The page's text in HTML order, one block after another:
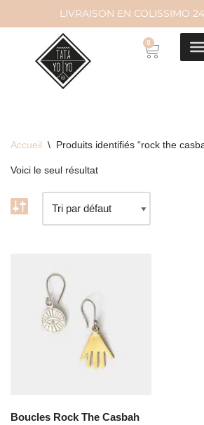
contenu
LIVRAISON EN COLISSIMO
0
Accueil \ Produits identifiés “rock the
Voici le seul résultat
Boucles Rock The Casbah